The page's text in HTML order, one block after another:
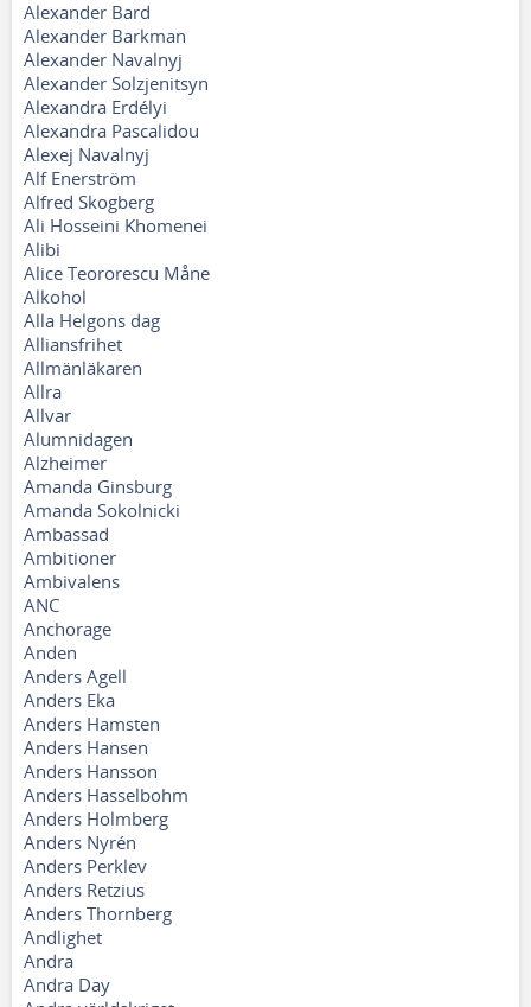
Alexander Bard
Alexander Barkman
Alexander Navalnyj
Alexander Solzjenitsyn
Alexandra Erdélyi
Alexandra Pascalidou
Alexej Navalnyj
Alf Enerström
Alfred Skogberg
Ali Hosseini Khomenei
Alibi
Alice Teororescu Måne
Alkohol
Alla Helgons dag
Alliansfrihet
Allmänläkaren
Allra
Allvar
Alumnidagen
Alzheimer
Amanda Ginsburg
Amanda Sokolnicki
Ambassad
Ambitioner
Ambivalens
ANC
Anchorage
Anden
Anders Agell
Anders Eka
Anders Hamsten
Anders Hansen
Anders Hansson
Anders Hasselbohm
Anders Holmberg
Anders Nyrén
Anders Perklev
Anders Retzius
Anders Thornberg
Andlighet
Andra
Andra Day